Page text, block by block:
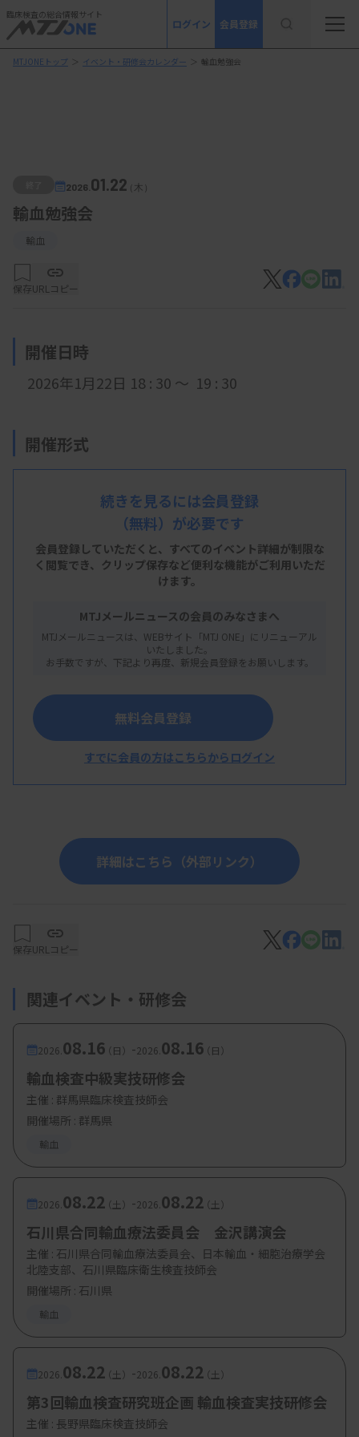
臨床検査の総合情報サイト
ログイン 会員登録
MTJONEトップ ＞ イベント・研修会カレンダー ＞ 輸血勉強会
2026. 01.22（木）
輸血勉強会
輸血
保存URLコピー
開催日時
2026年1月22日 18 : 30 ～ 19 : 30
開催形式
LIVE配信
主 催
高知県臨床検査技師会
概 要
・講演：のぞいてみよう！ 認定輸血検査技師 認
定試験
宮地秀典先生（高知県立幡多けんみん病院）
詳細はこちら（外部リンク）
続きを見るには会員登録
（無料）が必要です
会員登録していただくと、すべてのイベント詳細が制限な
く閲覧でき、 クリップ保存など便利な機能がご利用いただ
けます。
MTJメールニュースの会員のみなさまへ
MTJメールニュースは、WEBサイト「MTJ ONE」にリニューアル
いたしました。
お手数ですが、下記より再度、新規会員登録をお願いします。
無料会員登録
すでに会員の方はこちらからログイン
保存URLコピー
関連イベント・研修会
2026. 08.16（日） -2026. 08.16（日）
輸血検査中級実技研修会
主催 : 群馬県臨床検査技師会
開催場所 : 群馬県
輸血
2026. 08.22（土） -2026. 08.22（土）
石川県合同輸血療法委員会 金沢講演会
主催 : 石川県合同輸血療法委員会、日本輸血・細胞治療学会
北陸支部、石川県臨床衛生検査技師会
開催場所 : 石川県
輸血
2026. 08.22（土） -2026. 08.22（土）
第3回輸血検査研究班企画 輸血検査実技研修会
主催 : 長野県臨床検査技師会